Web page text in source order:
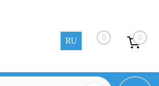
RU 0 0